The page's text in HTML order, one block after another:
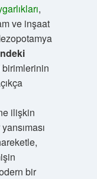
,
ve inşaat
ilişkin
bir